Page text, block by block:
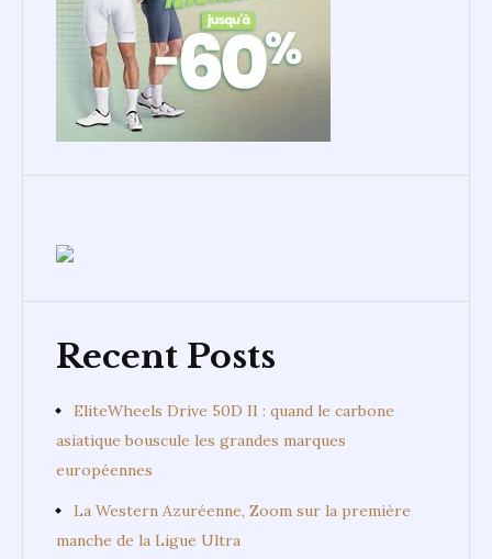
Recent Posts
EliteWheels Drive 50D II : quand le carbone
asiatique bouscule les grandes marques
européennes
La Western Azuréenne, Zoom sur la première
manche de la Ligue Ultra